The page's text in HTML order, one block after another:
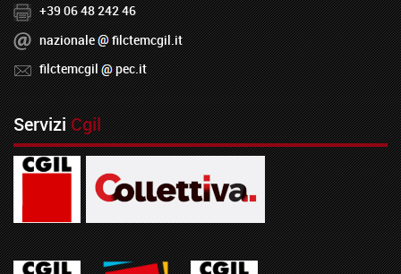
+39 06 48 242 46
nazionale
filctemcgil.it
filctemcgil
pec.it
ServiziCgil